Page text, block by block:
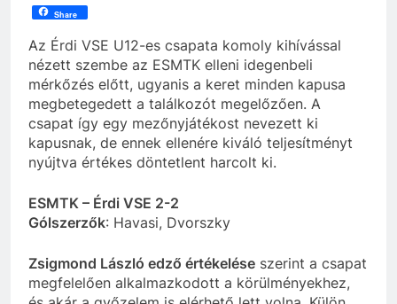
Share
Az Érdi VSE U12-es csapata komoly kihívással
nézett szembe az ESMTK elleni idegenbeli
mérkőzés előtt, ugyanis a keret minden kapusa
megbetegedett a találkozót megelőzően. A
csapat így egy mezőnyjátékost nevezett ki
kapusnak, de ennek ellenére kiváló teljesítményt
nyújtva értékes döntetlent harcolt ki.
ESMTK – Érdi VSE 2-2
Gólszerzők: Havasi, Dvorszky
Zsigmond László edző értékelése szerint a csapat
megfelelően alkalmazkodott a körülményekhez,